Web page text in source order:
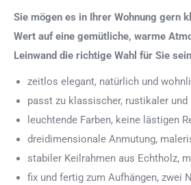
Sie mögen es in Ihrer Wohnung gern
Wert auf eine gemütliche, warme
Leinwand die richtige Wahl für Sie
zeitlos elegant, natürlich und
passt zu klassischer, rustikaler
leuchtende Farben, keine lästigen
dreidimensionale Anmutung,
stabiler Keilrahmen aus Echtholz,
fix und fertig zum Aufhängen, zwei